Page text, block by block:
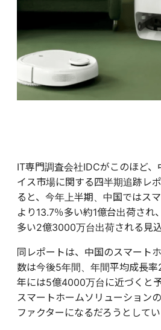
IT専門調査会社IDCがこのほど
イス市場に関する四半期追跡レ
ると、今年上半期、中国ではス
より13.7％多い約1億台出荷され
多い2億3000万台出荷される見込
同レポートは、中国のスマート
数は今後5年間、年間平均成長
年には5億4000万台に近づくと
スマートホームソリューション
ファクターになるだろうとしてい